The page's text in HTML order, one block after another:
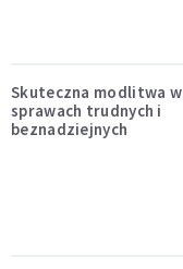
Skuteczna modlitwa w
sprawach trudnych i
beznadziejnych